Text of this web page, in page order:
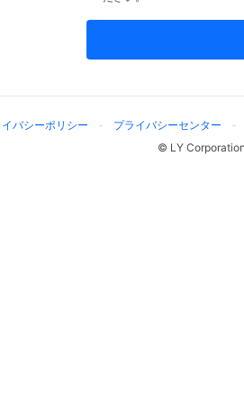
バシーポリシー プライバシーセンター
© LY Corporation